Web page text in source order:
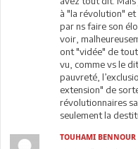
à "la révolution" et
par ns faire son
voir,
ont "vidée" de
vu, comme vs le
pauvreté,
extension" de
révolutionnaires
seulement la
TOUHAMI BENNOUR